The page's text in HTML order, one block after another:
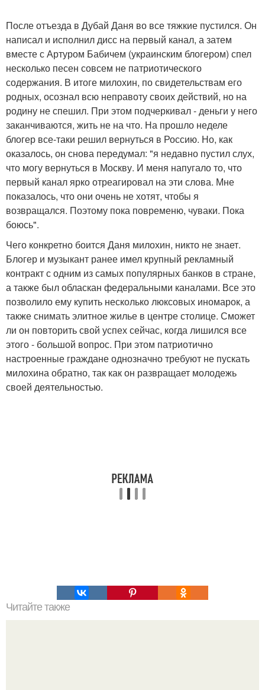
После отъезда в Дубай Даня во все тяжкие пустился. Он
написал и исполнил дисс на первый канал, а затем
вместе с Артуром Бабичем (украинским блогером) спел
несколько песен совсем не патриотического
содержания. В итоге милохин, по свидетельствам его
родных, осознал всю неправоту своих действий, но на
родину не спешил. При этом подчеркивал - деньги у него
заканчиваются, жить не на что. На прошло неделе
блогер все-таки решил вернуться в Россию. Но, как
оказалось, он снова передумал: "я недавно пустил слух,
что могу вернуться в Москву. И меня напугало то, что
первый канал ярко отреагировал на эти слова. Мне
показалось, что они очень не хотят, чтобы я
возвращался. Поэтому пока повременю, чуваки. Пока
боюсь".
Чего конкретно боится Даня милохин, никто не знает.
Блогер и музыкант ранее имел крупный рекламный
контракт с одним из самых популярных банков в стране,
а также был обласкан федеральными каналами. Все это
позволило ему купить несколько люксовых иномарок, а
также снимать элитное жилье в центре столице. Сможет
ли он повторить свой успех сейчас, когда лишился все
этого - большой вопрос. При этом патриотично
настроенные граждане однозначно требуют не пускать
милохина обратно, так как он развращает молодежь
своей деятельностью.
Читайте также